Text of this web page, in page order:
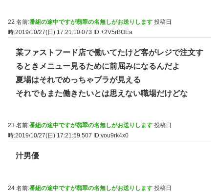
22 名前:番組の途中ですが翡翠の名無しがお送りします 投稿日
時:2019/10/27(日) 17:21:10.073 ID:+2V5rBOEa
某ファストフード店で働いてたけど客がレジで注文す
るときメニュー見るために前屈みになるんだよ
夏場はそれでめっちゃブラが見える
それでもまた働きたいとは思えない職場だけどな
23 名前:番組の途中ですが翡翠の名無しがお送りします 投稿日
時:2019/10/27(日) 17:21:59.507
ID:vou9rk4x0
汁男優
24 名前:番組の途中ですが翡翠の名無しがお送りします 投稿日